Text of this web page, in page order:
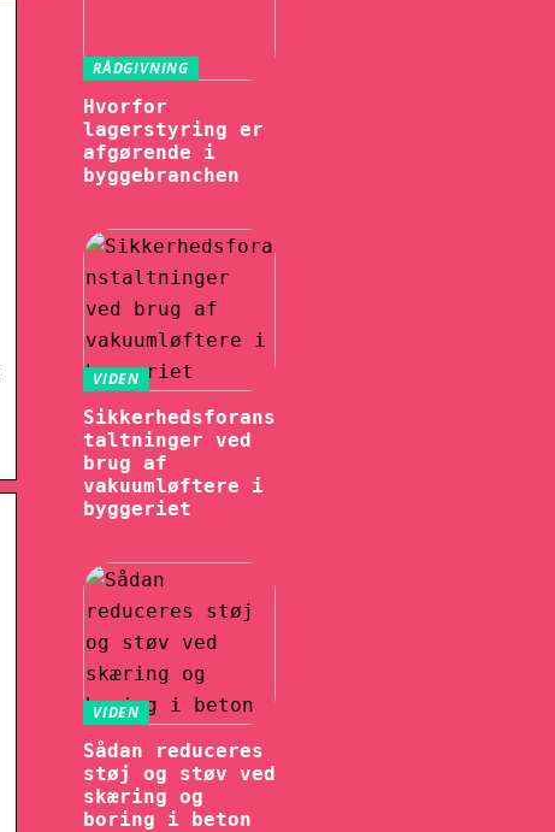
RÅDGIVNING
Hvorfor
lagerstyring er
afgørende i
byggebranchen
VIDEN
Sikkerhedsforans
taltninger ved
brug af
vakuumløftere i
byggeriet
VIDEN
Sådan reduceres
støj og støv ved
skæring og
boring i beton